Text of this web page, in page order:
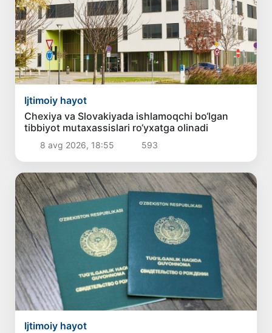
Ijtimoiy hayot
Chexiya va Slovakiyada ishlamoqchi bo‘lgan
tibbiyot mutaxassislari ro‘yxatga olinadi
8 avg 2026, 18:55 593
Ijtimoiy hayot